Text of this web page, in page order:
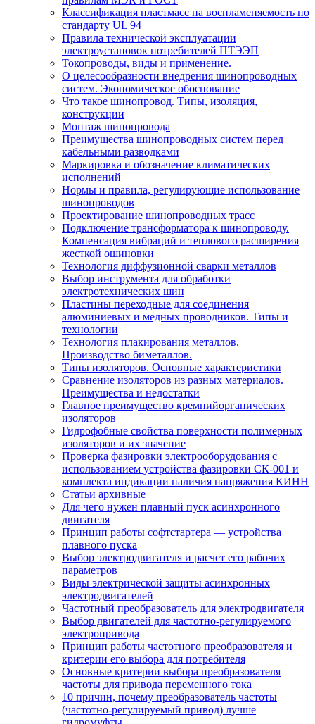
Классификация пластмасс на воспламеняемость по
стандарту UL 94
Правила технической эксплуатации
электроустановок потребителей ПТЭЭП
Токопроводы, виды и применение.
О целесообразности внедрения шинопроводных
систем. Экономическое обоснование
Что такое шинопровод. Типы, изоляция,
конструкции
Монтаж шинопровода
Преимущества шинопроводных систем перед
кабельными разводками
Маркировка и обозначение климатических
исполнений
Нормы и правила, регулирующие использование
шинопроводов
Проектирование шинопроводных трасс
Подключение трансформатора к шинопроводу.
Компенсация вибраций и теплового расширения
жесткой ошиновки
Технология диффузионной сварки металлов
Выбор инструмента для обработки
электротехнических шин
Пластины переходные для соединения
алюминиевых и медных проводников. Типы и
технологии
Технология плакирования металлов.
Производство биметаллов.
Типы изоляторов. Основные характеристики
Сравнение изоляторов из разных материалов.
Преимущества и недостатки
Главное преимущество кремнийорганических
изоляторов
Гидрофобные свойства поверхности поли мерных
изоляторов и их значение
Проверка фазировки электрооборудования с
использованием устройства фазировки СК-001 и
комплекта индикации наличия напряжения КИНН
Статьи архивные
Для чего нужен плавный пуск асинхронного
двигателя
Принцип работы софтстартера — устройства
плавного пуска
Выбор электродвигателя и расчет его рабочих
параметров
Виды электрической защиты асинхронных
электродвигателей
Частотный преобразователь для электродвигателя
Выбор двигателей для частотно-регулируемого
электропривода
Принцип работы частотного преобразователя и
критерии его выбора для потребителя
Основные критерии выбора преобразователя
частоты для привода переменного тока
10 причин, почему преобразователь частоты
(частотно-регулируемый привод) лучше